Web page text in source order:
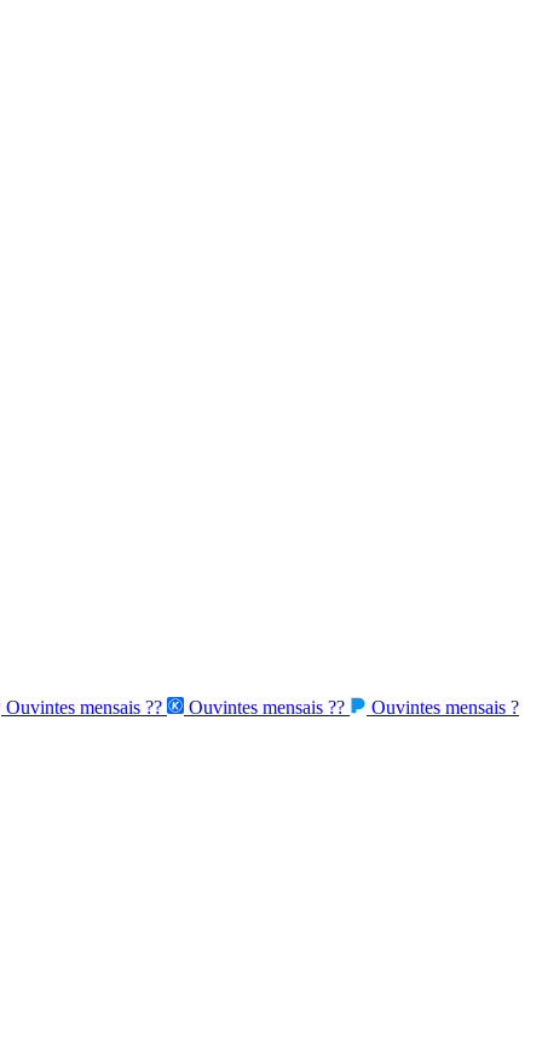
Ouvintes mensais ?? Ouvintes mensais ?? Ouvintes mensais ?